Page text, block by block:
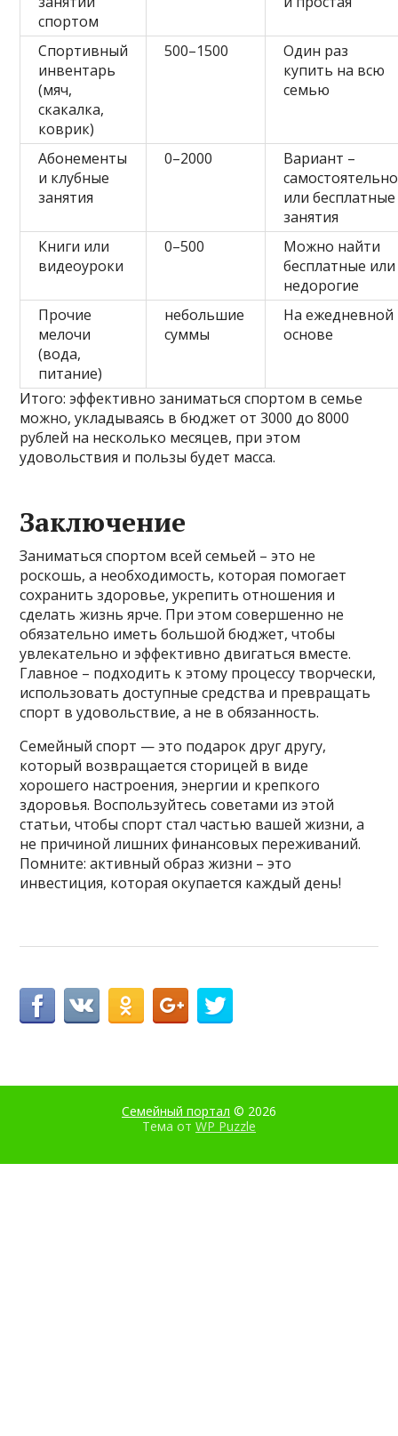
спортом
Спортивный
инвентарь
(мяч,
скакалка,
коврик)
500–1500
Один раз
купить на всю
семью
Абонементы
и клубные
занятия
0–2000
Вариант –
самостоятельно
или бесплатные
занятия
Книги или
видеоуроки
0–500
Можно найти
бесплатные или
недорогие
Прочие
мелочи
(вода,
питание)
небольшие
суммы
На ежедневной
основе
Итого: эффективно заниматься спортом в семье
можно, укладываясь в бюджет от 3000 до 8000
рублей на несколько месяцев, при этом
удовольствия и пользы будет масса.
Заключение
Заниматься спортом всей семьей – это не
роскошь, а необходимость, которая помогает
сохранить здоровье, укрепить отношения и
сделать жизнь ярче. При этом совершенно не
обязательно иметь большой бюджет, чтобы
увлекательно и эффективно двигаться вместе.
Главное – подходить к этому процессу творчески,
использовать доступные средства и превращать
спорт в удовольствие, а не в обязанность.
Семейный спорт — это подарок друг другу,
который возвращается сторицей в виде
хорошего настроения, энергии и крепкого
здоровья. Воспользуйтесь советами из этой
статьи, чтобы спорт стал частью вашей жизни, а
не причиной лишних финансовых переживаний.
Помните: активный образ жизни – это
инвестиция, которая окупается каждый день!
Семейный портал © 2026
Тема от WP Puzzle